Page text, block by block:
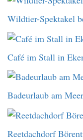
Wildtier-Spektakel
Café im Stall in
Badeurlaub am
Reetdachdorf